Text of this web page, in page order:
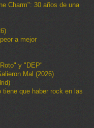
Charm": 30 años de una
a mejor
y "DEP"
Mal (2026)
que haber rock en las